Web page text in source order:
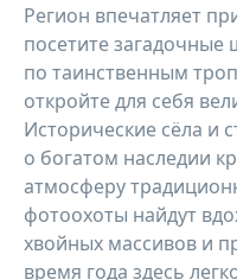
Регион впечатляет
посетите
по таинственным
откройте для себя
Исторические сёла и
о богатом наследии
атмосферу
фотоохоты найдут
хвойных массивов и
время года здесь